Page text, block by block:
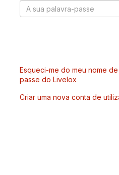
Esqueci-me do meu nome
passe do Livelox
Criar uma nova conta de